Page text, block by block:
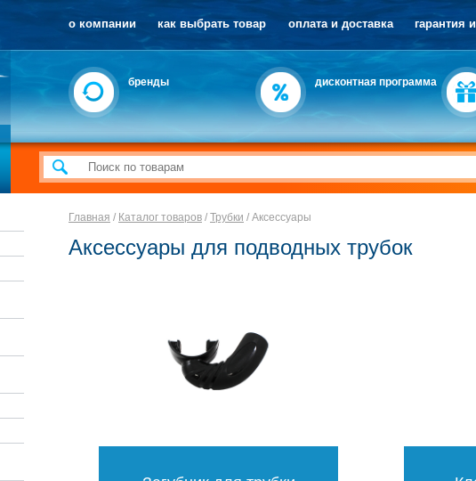
о компании как выбрать товар оплата и доставка гарантия
бренды дисконтная программа
Главная / Каталог товаров / Трубки / Аксессуары
Аксессуары для подводных трубок